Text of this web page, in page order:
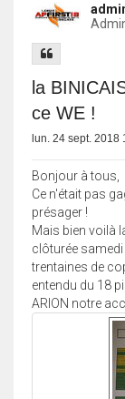
la
ce WE !
lun. 24 sept. 2018
Bonjour à tous,
Ce n'était pas
présager !
Mais bien voilà
clôturée
trentaines de
entendu du 18
ARION notre